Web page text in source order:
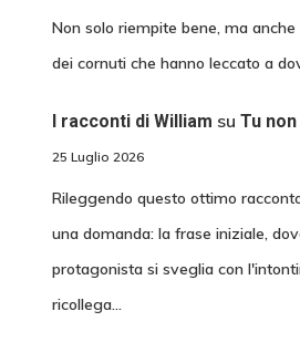
Non solo riempite bene, ma
dei cornuti che hanno leccato a
I racconti di William su Tu
25 Luglio 2026
Rileggendo questo ottimo
una domanda: la frase iniziale,
protagonista si sveglia con
ricollega…